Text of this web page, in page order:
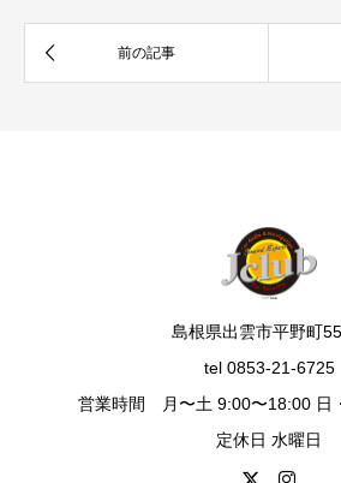
島根県出雲市平野町
tel 0853-21-6725
営業時間 月〜土 9:00〜18:00 日
定休日 水曜日